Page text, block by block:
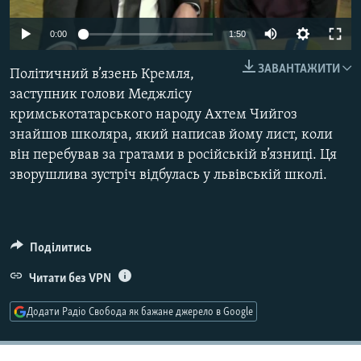
МУЛЬТИМЕДІА
ФОТО
СПЕЦПРОЄКТИ
ПОДКАСТИ
КРИМ РЕАЛІЇ
0:00 1:50
ЗАВАНТАЖИТИ
Політичний в’язень Кремля,
заступник голови Меджлісу
кримськотатарського народу Ахтем Чийгоз
знайшов школяра, який написав йому лист, коли
він перебував за гратами в російській в’язниці. Ця
зворушлива зустріч відбулась у львівській школі.
Поділитись
Читати без VPN
Додати Радіо Свобода як бажане джерело в Google